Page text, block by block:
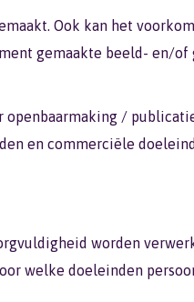
Ook kan het
gemaakte beeld- en/
/
en commerciële
worden
welke doeleinden